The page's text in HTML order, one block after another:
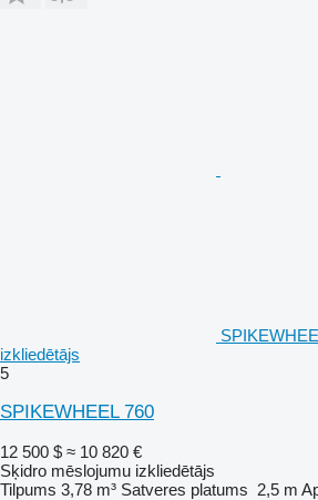
izkliedētājs
5
SPIKEWHEEL 760
12 500 $ ≈ 10 820 €
Sķidro mēslojumu izkliedētājs
Tilpums 3,78 m³ Satveres platums 2,5 m